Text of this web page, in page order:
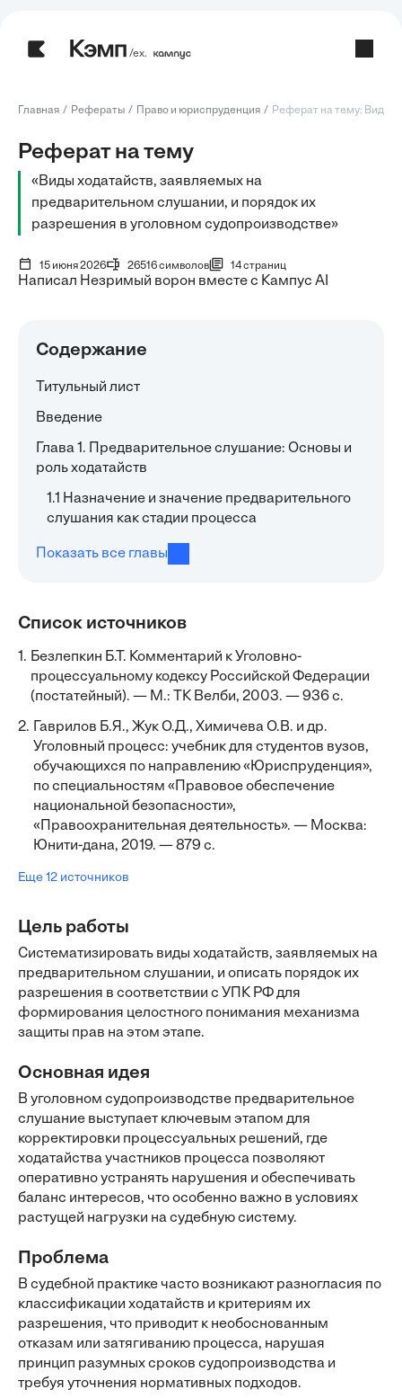
/ех.
Главная Рефераты Право и юриспруденция Реферат на тему: Виды
Реферат на тему
«Виды ходатайств, заявляемых на
предварительном слушании, и порядок их
разрешения в уголовном судопроизводстве»
15 июня 2026 26516 символов 14 страниц
Написал Незримый ворон вместе с Кампус AI
Содержание
Титульный лист
Введение
Глава 1. Предварительное слушание: Основы и
роль ходатайств
1.1 Назначение и значение предварительного
слушания как стадии процесса
Показать все главы
Список источников
1. Безлепкин Б.Т. Комментарий к Уголовно-
процессуальному кодексу Российской Федерации
(постатейный). — М.: ТК Велби, 2003. — 936 с.
2.
Гаврилов Б.Я., Жук О.Д., Химичева О.В. и др.
Уголовный процесс: учебник для студентов вузов,
обучающихся по направлению «Юриспруденция»,
по специальностям «Правовое обеспечение
национальной безопасности»,
«Правоохранительная деятельность». — Москва:
Юнити-дана, 2019. — 879 с.
Еще 12 источников
Цель работы
Систематизировать виды ходатайств, заявляемых на
предварительном слушании, и описать порядок их
разрешения в соответствии с УПК РФ для
формирования целостного понимания механизма
защиты прав на этом этапе.
Основная идея
В уголовном судопроизводстве предварительное
слушание выступает ключевым этапом для
корректировки процессуальных решений, где
ходатайства участников процесса позволяют
оперативно устранять нарушения и обеспечивать
баланс интересов, что особенно важно в условиях
растущей нагрузки на судебную систему.
Проблема
В судебной практике часто возникают разногласия по
классификации ходатайств и критериям их
разрешения, что приводит к необоснованным
отказам или затягиванию процесса, нарушая
принцип разумных сроков судопроизводства и
требуя уточнения нормативных подходов.